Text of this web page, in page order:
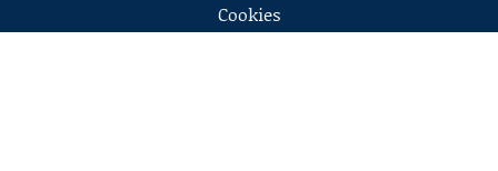
Cookies